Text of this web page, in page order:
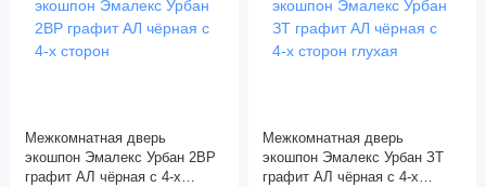
Межкомнатная дверь
экошпон Эмалекс Урбан 2ВР
графит АЛ чёрная с 4-х
Межкомнатная дверь
экошпон Эмалекс Урбан ЗТ
графит АЛ чёрная с 4-х